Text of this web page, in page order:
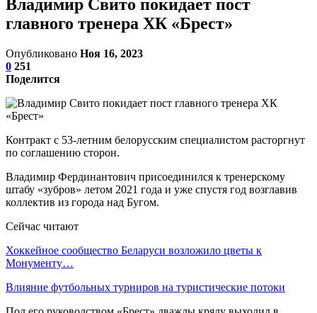
Владимир Свито покидает пост
главного тренера ХК «Брест»
Опубликовано Ноя 16, 2023
0 251
Поделится
Контракт с 53-летним белорусским специалистом расторгнут
по соглашению сторон.
Владимир Фердинантович присоединился к тренерскому
штабу «зубров» летом 2021 года и уже спустя год возглавив
коллектив из города над Бугом.
Сейчас читают
Хоккейное сообщество Беларуси возложило цветы к
Монументу…
Влияние футбольных турниров на туристические потоки